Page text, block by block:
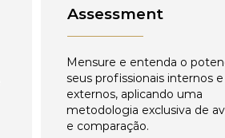
Assessment
Mensure e entenda o
seus profissionais internos e
externos, aplicando uma
metodologia exclusiva de
e comparação.